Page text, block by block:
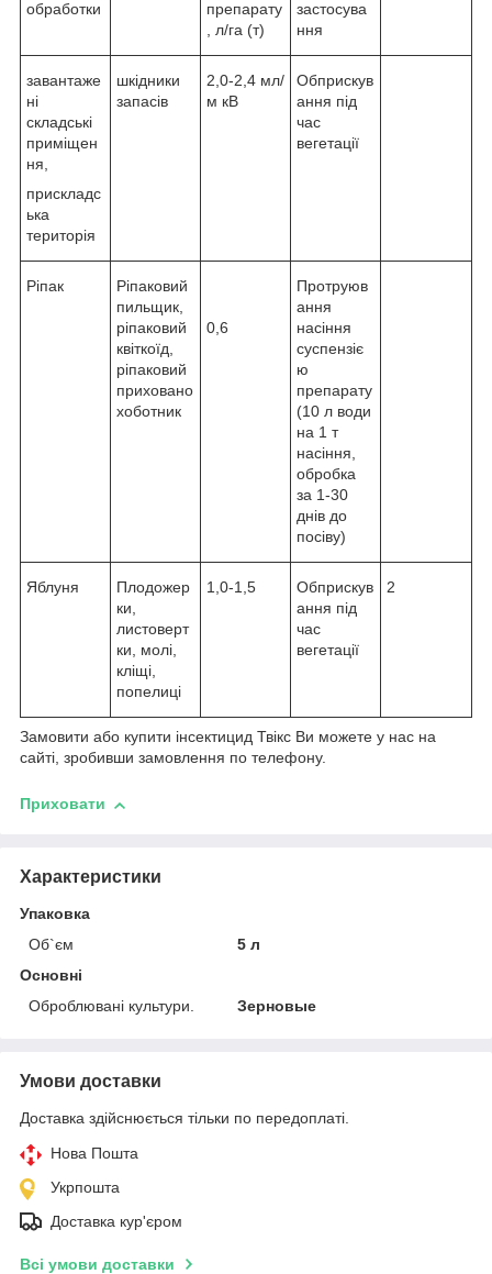
обработки
препарату
, л/га (т)
застосува
ння
завантаже
ні
складські
приміщен
ня,
прискладс
ька
територія
шкідники
запасів
2,0-2,4 мл/
м кВ
Обприскув
ання під
час
вегетації
Ріпак
Ріпаковий
пильщик,
ріпаковий
квіткоїд,
ріпаковий
приховано
хоботник
0,6
Протруюв
ання
насіння
суспензіє
ю
препарату
(10 л води
на 1 т
насіння,
обробка
за 1-30
днів до
посіву)
Яблуня
Плодожер
ки,
листоверт
ки, молі,
кліщі,
попелиці
1,0-1,5
Обприскув
ання під
час
вегетації
2
Замовити або купити інсектицид Твікс Ви можете у нас на
сайті, зробивши замовлення по телефону.
Приховати
Характеристики
Упаковка
Об`єм
5 л
Основні
Оброблювані культури.
Зерновые
Умови доставки
Доставка здійснюється тільки по передоплаті.
Нова Пошта
Укрпошта
Доставка кур'єром
Всі умови доставки